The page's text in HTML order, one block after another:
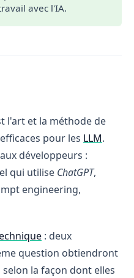
avec l'IA.
l'art et la méthode de
pour les LLM.
développeurs :
qui utilise ChatGPT,
engineering,
: deux
question obtiendront
la façon dont elles